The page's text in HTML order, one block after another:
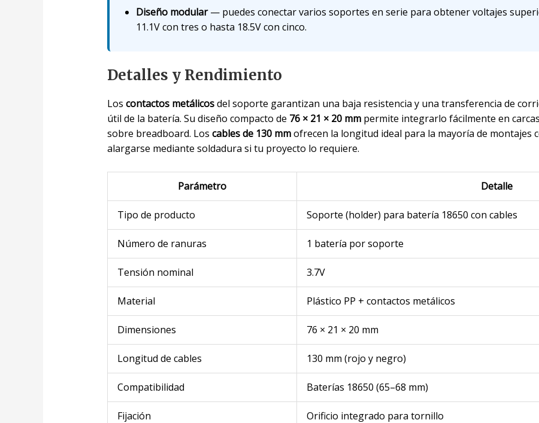
Diseño modular— puedes conectar varios soportes en serie para obtener voltajes
11.1V con tres o hasta 18.5V con cinco.
Detalles y Rendimiento
Los contactos metálicosdel soporte garantizan una baja resistencia y una transferencia de
útil de la batería. Su diseño compacto de 76 × 21 × 20 mmpermite integrarlo fácilmente en
sobre breadboard. Los cables de 130 mmofrecen la longitud ideal para la mayoría de montajes
alargarse mediante soldadura si tu proyecto lo requiere.
Parámetro Detalle
Tipo de producto Soporte (holder) para batería 18650 con cables
Número de ranuras 1 batería por soporte
Tensión nominal 3.7V
Material Plástico PP + contactos metálicos
Dimensiones 76 × 21 × 20 mm
Longitud de cables 130 mm (rojo y negro)
Compatibilidad Baterías 18650 (65–68 mm)
Fijación Orificio integrado para tornillo